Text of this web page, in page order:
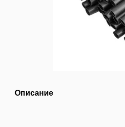
Описание